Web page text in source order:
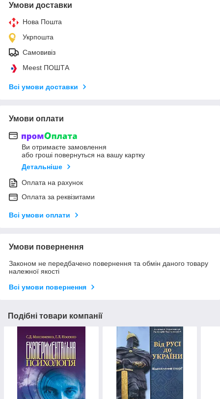
Умови доставки
Нова Пошта
Укрпошта
Самовивіз
Meest ПОШТА
Всі умови доставки
Умови оплати
Ви отримаєте замовлення
або гроші повернуться на вашу картку
Детальніше
Оплата на рахунок
Оплата за реквізитами
Всі умови оплати
Умови повернення
Законом не передбачено повернення та обмін даного товару
належної якості
Всі умови повернення
Подібні товари компанії